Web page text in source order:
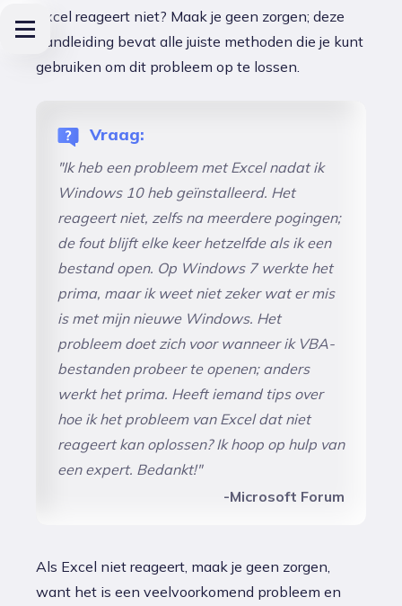
Excel reageert niet? Maak je geen zorgen; deze
handleiding bevat alle juiste methoden die je kunt
gebruiken om dit probleem op te lossen.
Vraag:
"Ik heb een probleem met Excel nadat ik
Windows 10 heb geïnstalleerd. Het
reageert niet, zelfs na meerdere pogingen;
de fout blijft elke keer hetzelfde als ik een
bestand open. Op Windows 7 werkte het
prima, maar ik weet niet zeker wat er mis
is met mijn nieuwe Windows. Het
probleem doet zich voor wanneer ik VBA-
bestanden probeer te openen; anders
werkt het prima. Heeft iemand tips over
hoe ik het probleem van Excel dat niet
reageert kan oplossen? Ik hoop op hulp van
een expert. Bedankt!"
-Microsoft Forum
Als Excel niet reageert, maak je geen zorgen,
want het is een veelvoorkomend probleem en